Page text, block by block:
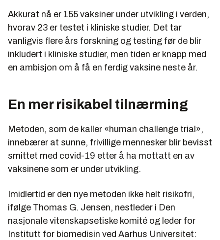
Akkurat nå er 155 vaksiner under utvikling i verden,
hvorav 23 er testet i kliniske studier. Det tar
vanligvis flere års forskning og testing før de blir
inkludert i kliniske studier, men tiden er knapp med
en ambisjon om å få en ferdig vaksine neste år.
En mer risikabel tilnærming
Metoden, som de kaller «human challenge trial»,
innebærer at sunne, frivillige mennesker blir bevisst
smittet med covid-19 etter å ha mottatt en av
vaksinene som er under utvikling.
Imidlertid er den nye metoden ikke helt risikofri,
ifølge Thomas G. Jensen, nestleder i Den
nasjonale vitenskapsetiske komité og leder for
Institutt for biomedisin ved Aarhus Universitet: